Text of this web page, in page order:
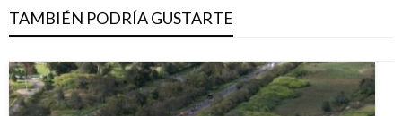
TAMBIÉN PODRÍA GUSTARTE